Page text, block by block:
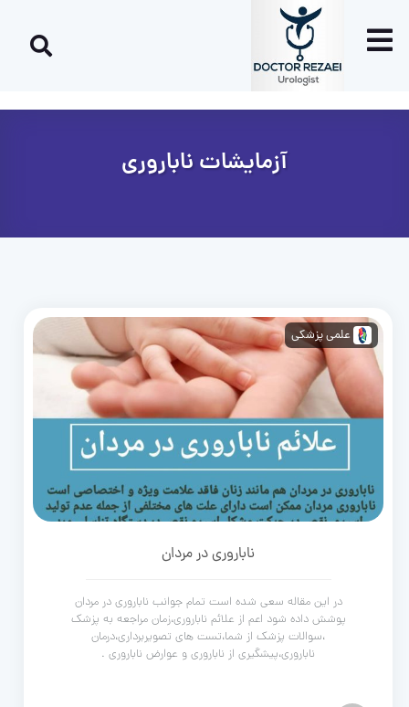
آزمایشات ناباروری
علمی پزشکی
ناباروری در مردان
در این مقاله سعی شده است تمام جوانب ناباروری در مردان
پوشش داده شود اعم از علائم ناباروری،زمان مراجعه به پزشک
،سوالات پزشک از شما،تست های تصویربرداری،درمان
ناباروری،پیشگیری از ناباروری و عوارض ناباروری .